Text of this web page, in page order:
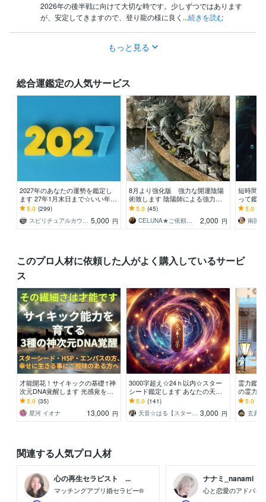
2026年の後半戦に向けて大切な時です。少しずつではあります
が、安定してきますので、登り龍の様に良く...続きを読む
もっと見る
総合運鑑定の人気サービス
2027年のあなたの運勢を鑑定し
ます 27年1月末日まで☆いい年に
したいね。恋愛、結婚、仕事、お
金
5.0 (299)
スピリチュアルカウンセラー沙耶美 5,000 円
8月より強化版 強力な開運陰陽
術致します 陰陽師による強力な
術にてご希望の開運術を致します
5.0 (45)
CELUNA★ご依頼多数につき対応遅延有
2,000 円
短時間
って鑑
と霊視
す
5.0
このプロ人材に依頼した人がよく購入しているサービ
ス
才能開花！サイキックの基礎↑神
次元DNA覚醒します 光感覚を育
てる練習にも活用できる高波動E
SPカードをご提供中
5.0 (35)
星河 イオナ
13,000 円
3000字超え☆24ｈ以内☆スター
シード鑑定します あなたの天命
を霊視＆ルーンで占いメッセージ
をお伝えします
5.0 (141)
天音☆はる【スターシード覚醒ヒーラー】 3,000 円
霊力鑑
の霊力
体質に
的に読
5.0
玄真☯️
関連する人気プロ人材
心の再生セラピスト ...
マッチングアプリ婚セラピー®
ナナミ_nanami
心と恋愛のアドバイ